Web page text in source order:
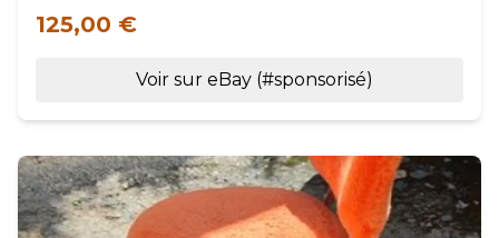
125,00 €
Voir sur eBay (#sponsorisé)